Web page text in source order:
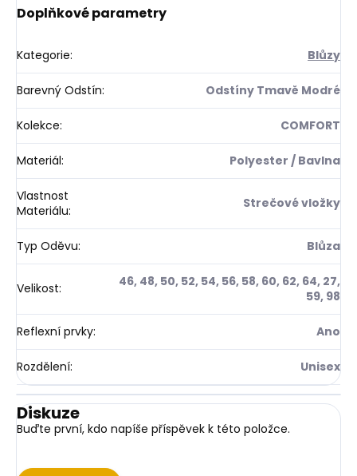
Doplňkové parametry
Kategorie: Blůzy
Barevný Odstín: Odstíny Tmavě Modré
Kolekce: COMFORT
Materiál: Polyester / Bavlna
Vlastnost
Materiálu: Strečové vložky
Typ Oděvu: Blůza
Velikost:
46, 48, 50, 52, 54, 56, 58, 60, 62, 64, 27,
59, 98
Reflexní prvky: Ano
Rozdělení: Unisex
Diskuze
Buďte první, kdo napíše příspěvek k této položce.